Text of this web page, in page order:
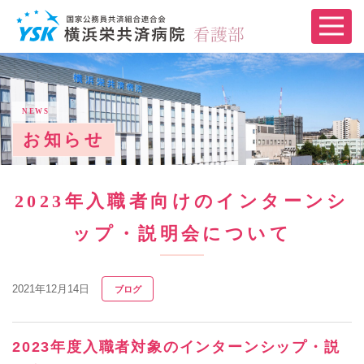
NEWS
お知らせ
2023年入職者向けのインターンシ
ップ・説明会について
2021年12月14日 ブログ
2023年度入職者対象のインターンシップ・説